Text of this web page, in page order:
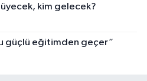
kim gelecek?
güçlü eğitimden geçer”